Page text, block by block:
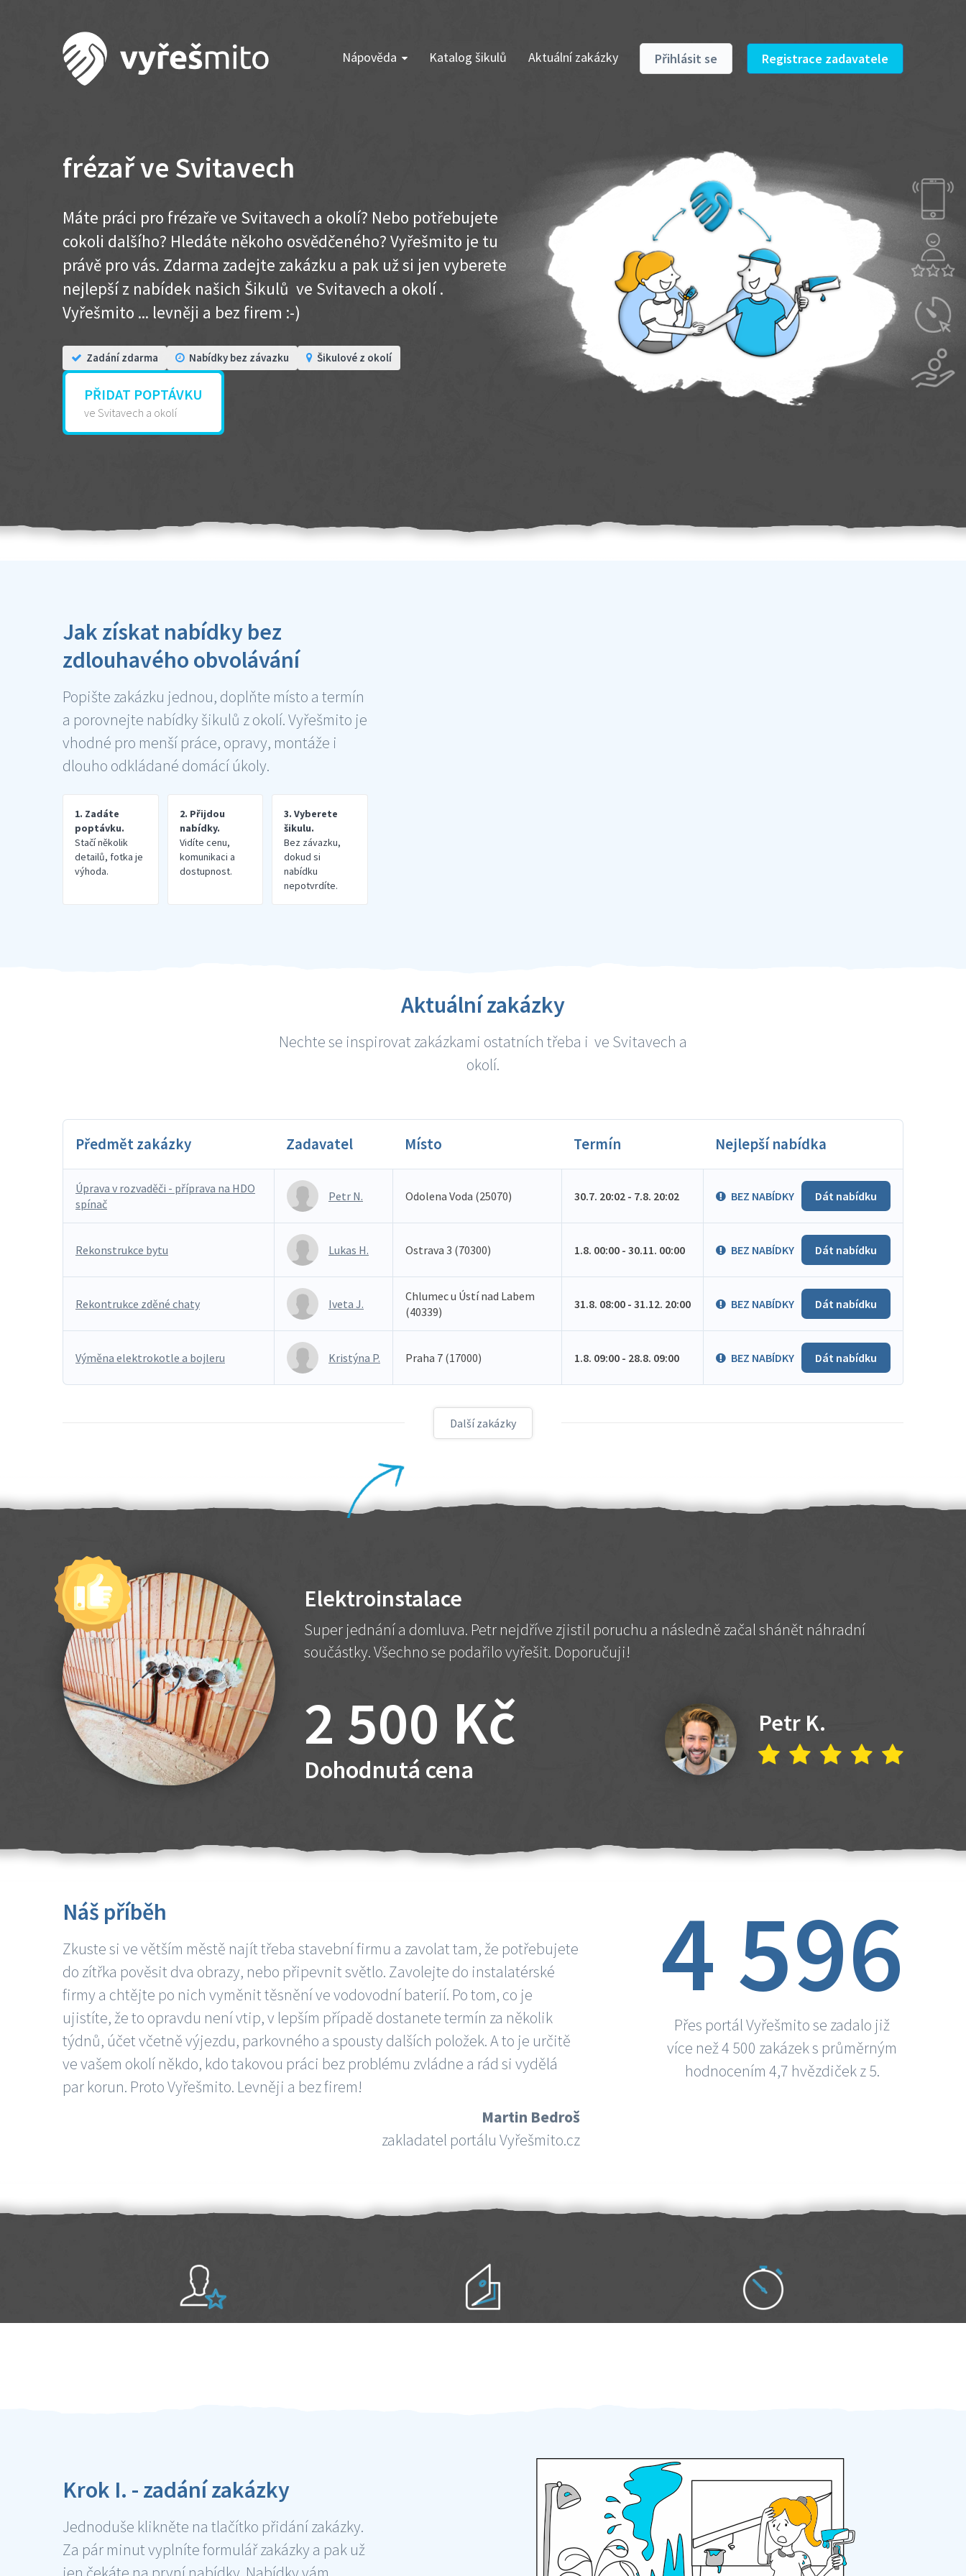
Nápověda Katalog šikulů Aktuální zakázky Přihlásit se Registrace zadavatele
frézař ve Svitavech
Máte práci pro frézaře ve Svitavech a okolí? Nebo potřebujete
cokoli dalšího? Hledáte někoho osvědčeného? Vyřešmito je tu
právě pro vás. Zdarma zadejte zakázku a pak už si jen vyberete
nejlepší z nabídek našich Šikulů ve Svitavech a okolí .
Vyřešmito ... levněji a bez firem :-)
Zadání zdarma Nabídky bez závazku Šikulové z okolí
PŘIDAT POPTÁVKU
ve Svitavech a okolí
Jak získat nabídky bez
zdlouhavého obvolávání
Popište zakázku jednou, doplňte místo a termín
a porovnejte nabídky šikulů z okolí. Vyřešmito je
vhodné pro menší práce, opravy, montáže i
dlouho odkládané domácí úkoly.
1. Zadáte
poptávku.
Stačí několik
detailů, fotka je
výhoda.
2. Přijdou
nabídky.
Vidíte cenu,
komunikaci a
dostupnost.
3. Vyberete
šikulu.
Bez závazku,
dokud si
nabídku
nepotvrdíte.
Aktuální zakázky
Nechte se inspirovat zakázkami ostatních třeba i ve Svitavech a
okolí.
Předmět zakázky Zadavatel Místo Termín Nejlepší nabídka
Úprava v rozvaděči - příprava na HDO
spínač
Petr N. Odolena Voda (25070) 30.7. 20:02 - 7.8. 20:02 BEZ NABÍDKY Dát nabídku
Rekonstrukce bytu Lukas H. Ostrava 3 (70300) 1.8. 00:00 - 30.11. 00:00 BEZ NABÍDKY Dát nabídku
Rekontrukce zděné chaty Iveta J.
Chlumec u Ústí nad Labem
(40339)
31.8. 08:00 - 31.12. 20:00 BEZ NABÍDKY Dát nabídku
Výměna elektrokotle a bojleru Kristýna P. Praha 7 (17000) 1.8. 09:00 - 28.8. 09:00 BEZ NABÍDKY Dát nabídku
Další zakázky
Elektroinstalace
Super jednání a domluva. Petr nejdříve zjistil poruchu a následně začal shánět náhradní
součástky. Všechno se podařilo vyřešit. Doporučuji!
2 500 Kč
Dohodnutá cena
Petr K.
Náš příběh
Zkuste si ve větším městě najít třeba stavební firmu a zavolat tam, že potřebujete
do zítřka pověsit dva obrazy, nebo připevnit světlo. Zavolejte do instalatérské
firmy a chtějte po nich vyměnit těsnění ve vodovodní baterií. Po tom, co je
ujistíte, že to opravdu není vtip, v lepším případě dostanete termín za několik
týdnů, účet včetně výjezdu, parkovného a spousty dalších položek. A to je určitě
ve vašem okolí někdo, kdo takovou práci bez problému zvládne a rád si vydělá
par korun. Proto Vyřešmito. Levněji a bez firem!
Martin Bedroš
zakladatel portálu Vyřešmito.cz
4 596
Přes portál Vyřešmito se zadalo již
více než 4 500 zakázek s průměrným
hodnocením 4,7 hvězdiček z 5.
Krok I. - zadání zakázky
Jednoduše klikněte na tlačítko přidání zakázky.
Za pár minut vyplníte formulář zakázky a pak už